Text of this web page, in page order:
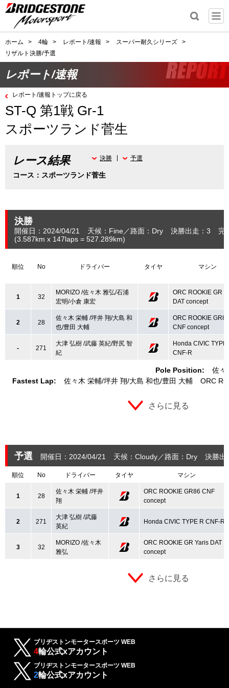
ホーム > 4輪 > レポート/速報 > スーパー耐久シリーズ
>
リザルト決勝/予選
レポート/速報
レポート/速報トップに戻る
ST-Q 第1戦 Gr-1
スポーツランド菅生
レース結果
コース：スポーツランド菅生
決勝 予選
決勝
開催日：2024/04/21 天候：Fine 路面：Dry 決勝出走：3
完
(3.587km x 147laps = 527.289km)
順位 No ドライバー タイヤ マシン
Pole Position:
佐々
Fastest Lap:
佐々木 栄輔 坪井 翔 大島 和也 豊田 大輔 ORC
1 32
MORIZO /佐々木 雅弘/石浦
宏明/小倉 康宏
ORC ROOKIE GR
DAT concept
2 28
佐々木 栄輔 /坪井 翔/大島 和
也/豊田 大輔
ORC ROOKIE GR86
CNF concept
- 271
大津 弘樹 /武藤 英紀/野尻 智
紀
Honda CIVIC TYPE
CNF-R
さらに見る
予選 開催日：2024/04/21 天候：Cloudy 路面：Dry 決勝出
順位 No ドライバー タイヤ マシン
1 28
佐々木 栄輔 /坪井
翔
ORC ROOKIE GR86 CNF
concept
2 271
大津 弘樹 /武藤
英紀
Honda CIVIC TYPE R CNF-R
3 32
MORIZO /佐々木
雅弘
ORC ROOKIE GR Yaris DAT
concept
さらに見る
ブリヂストンモータースポーツ WEB
4輪公式xアカウント
ブリヂストンモータースポーツ WEB
2輪公式xアカウント